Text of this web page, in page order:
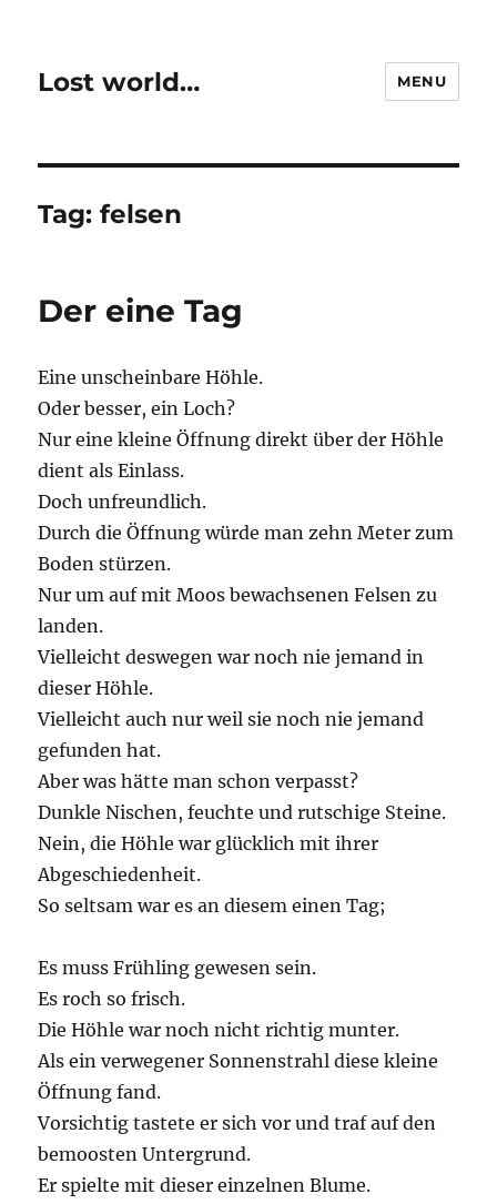
Lost world… MENU
Tag:felsen
Der eine Tag
Eine unscheinbare Höhle.
Oder besser, ein Loch?
Nur eine kleine Öffnung direkt über der Höhle
dient als Einlass.
Doch unfreundlich.
Durch die Öffnung würde man zehn Meter zum
Boden stürzen.
Nur um auf mit Moos bewachsenen Felsen zu
landen.
Vielleicht deswegen war noch nie jemand in
dieser Höhle.
Vielleicht auch nur weil sie noch nie jemand
gefunden hat.
Aber was hätte man schon verpasst?
Dunkle Nischen, feuchte und rutschige Steine.
Nein, die Höhle war glücklich mit ihrer
Abgeschiedenheit.
So seltsam war es an diesem einen Tag;
Es muss Frühling gewesen sein.
Es roch so frisch.
Die Höhle war noch nicht richtig munter.
Als ein verwegener Sonnenstrahl diese kleine
Öffnung fand.
Vorsichtig tastete er sich vor und traf auf den
bemoosten Untergrund.
Er spielte mit dieser einzelnen Blume.